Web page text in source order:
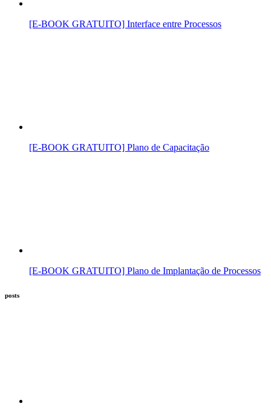
[E-BOOK GRATUITO] Interface entre Processos
[E-BOOK GRATUITO] Plano de Capacitação
[E-BOOK GRATUITO] Plano de Implantação de Processos
posts